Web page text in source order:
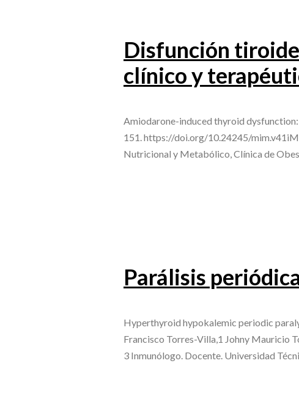
Disfunción
clínico y
Amiodarone-induced thyroid
151. https://doi.org/10.24245/
Nutricional y Metabólico, Clínica de
Parálisis
Hyperthyroid hypokalemic periodic
Francisco Torres-Villa,1 Johny Mauricio
3 Inmunólogo. Docente. Universidad